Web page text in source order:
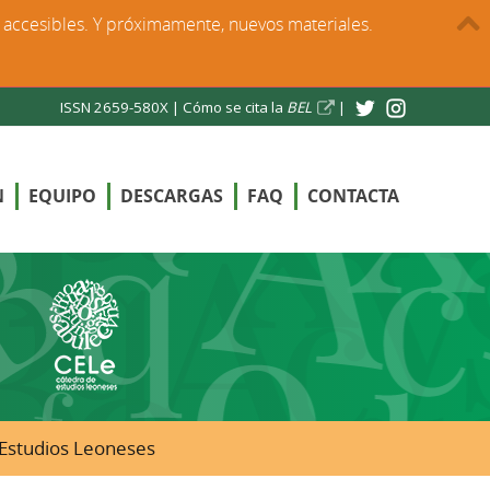
ISSN 2659-580X | Cómo se cita la BEL |
EQUIPO DESCARGAS FAQ CONTACTA
Leoneses
Y próximamente, nuevos materiales.